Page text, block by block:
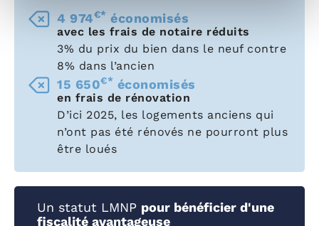
4 974€* économisés
avec les frais de notaire réduits
3% du prix du bien dans le neuf contre
8% dans l’ancien
15 650€* économisés
en frais de rénovation
D’ici 2025, les logements anciens qui
n’ont pas été rénovés ne pourront plus
être loués
Un statut LMNP pour bénéficier d'une
fiscalité avantageuse